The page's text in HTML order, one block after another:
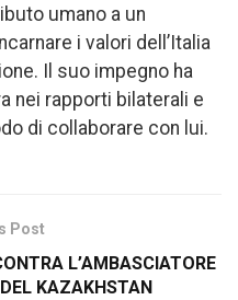
umano a un
i valori dell’Italia
Il suo impegno ha
nei rapporti bilaterali e
di collaborare con lui.
Post
L’AMBASCIATORE
KAZAKHSTAN